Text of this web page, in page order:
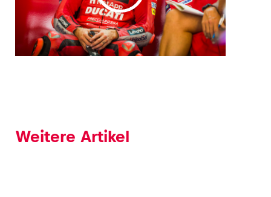
Weitere Artikel